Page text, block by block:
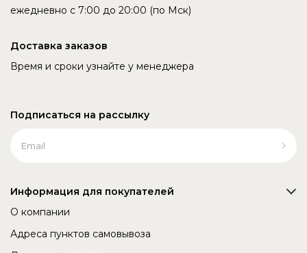
ежедневно с 7:00 до 20:00 (по Мск)
Доставка заказов
Время и сроки узнайте у менеджера
Подписаться на рассылку
Информация для покупателей
О компании
Адреса пунктов самовывоза